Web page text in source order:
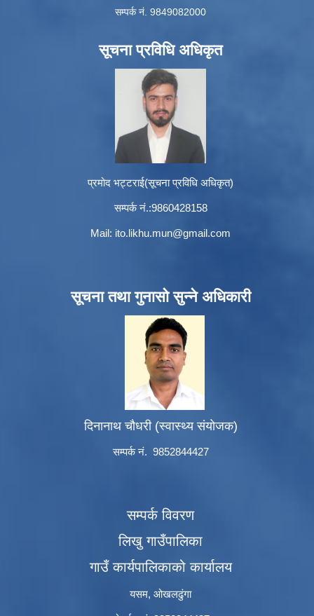
सम्पर्क नं. 9849082000
सूचना प्रविधि अधिकृत
प्रमोद भट्टराई(सूचना प्रविधि अधिकृत)
सम्पर्क नं.:9860428158
Mail: ito.likhu.mun@gmail.com
सूचना तथा गुनासो सुन्ने अधिकारी
दिनानाथ चौधरी (स्वास्थ्य संयोजक)
सम्पर्क नं. 9852844427
सम्पर्क विवरण
लिखु गाउँपालिका
गाउँ कार्यपालिकाको कार्यालय
यसम, ओखलढुंगा